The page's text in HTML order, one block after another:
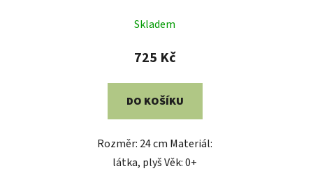
Skladem
725 Kč
DO KOŠÍKU
Rozměr: 24 cm Materiál:
látka, plyš Věk: 0+